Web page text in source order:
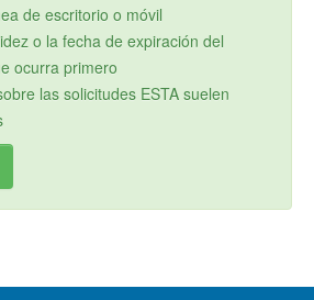
de escritorio o móvil
o la fecha de expiración del
ocurra primero
las solicitudes ESTA suelen